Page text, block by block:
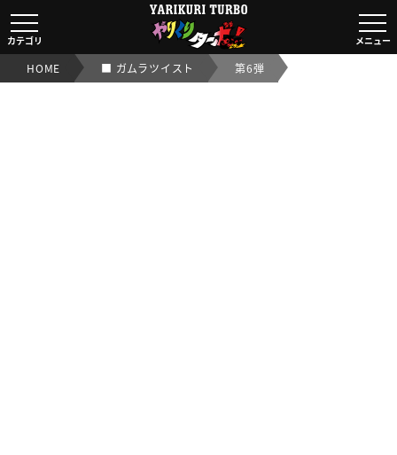
■ ガムラツイスト第6弾｜【ビックリマンシール実店舗買
カテゴリ メニュー
HOME ■ ガムラツイスト 第6弾